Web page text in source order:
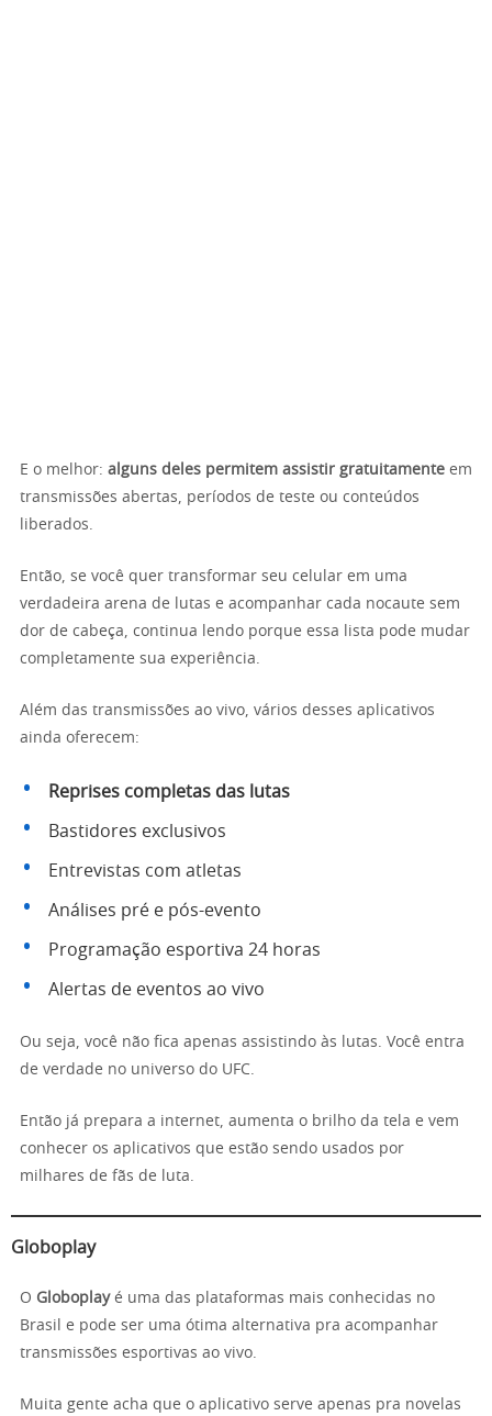
E o melhor: alguns deles permitem assistir gratuitamente em
transmissões abertas, períodos de teste ou conteúdos
liberados.
Então, se você quer transformar seu celular em uma
verdadeira arena de lutas e acompanhar cada nocaute sem
dor de cabeça, continua lendo porque essa lista pode mudar
completamente sua experiência.
Além das transmissões ao vivo, vários desses aplicativos
ainda oferecem:
Reprises completas das lutas
Bastidores exclusivos
Entrevistas com atletas
Análises pré e pós-evento
Programação esportiva 24 horas
Alertas de eventos ao vivo
Ou seja, você não fica apenas assistindo às lutas. Você entra
de verdade no universo do UFC.
Então já prepara a internet, aumenta o brilho da tela e vem
conhecer os aplicativos que estão sendo usados por
milhares de fãs de luta.
Globoplay
O Globoplayé uma das plataformas mais conhecidas no
Brasil e pode ser uma ótima alternativa pra acompanhar
transmissões esportivas ao vivo.
Muita gente acha que o aplicativo serve apenas pra novelas